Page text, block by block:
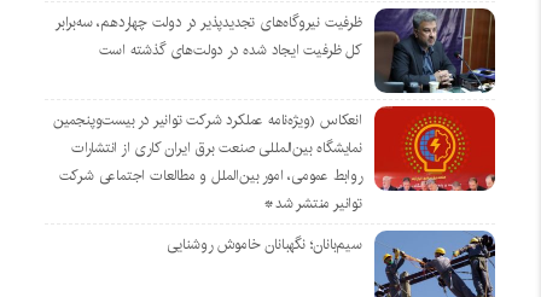
ظرفیت نیروگاه‌های تجدیدپذیر در دولت چهاردهم، سه‌برابر
کل ظرفیت ایجاد شده در دولت‌های گذشته است
انعکاس (ویژه‌نامه عملکرد شرکت توانیر در بیست‌وپنجمین
نمایشگاه بین‌المللی صنعت برق ایران کاری از انتشارات
روابط عمومی، امور بین‌الملل و مطالعات اجتماعی شرکت
توانیر منتشر شد*
سیم‌بانان؛ نگهبانان خاموش روشنایی